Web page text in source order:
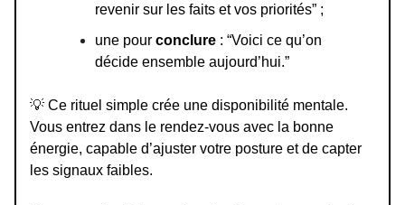
revenir sur les faits et vos priorités” ;
une pour conclure : “Voici ce qu’on
décide ensemble aujourd’hui.”
💡 Ce rituel simple crée une disponibilité mentale.
Vous entrez dans le rendez-vous avec la bonne
énergie, capable d’ajuster votre posture et de capter
les signaux faibles.